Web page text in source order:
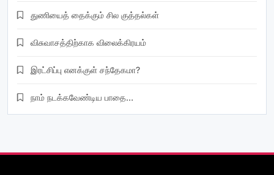
துணியைத் தைக்கும் சில குத்தல்கள்
விசுவாசத்திற்காக விலைக்கிரயம்
இரட்சிப்பு எனக்குள் சந்தேகமா?
நாம் நடக்கவேண்டிய பாதை…